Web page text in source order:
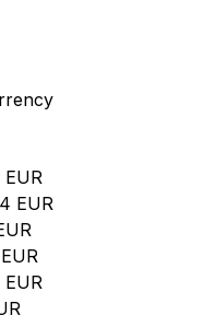
EUR
EUR
EUR
EUR